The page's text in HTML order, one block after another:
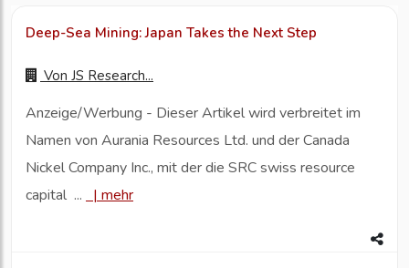
Deep-Sea Mining: Japan Takes the Next Step
Von JS Research...
Anzeige/Werbung - Dieser Artikel wird verbreitet im
Namen von Aurania Resources Ltd. und der Canada
Nickel Company Inc., mit der die SRC swiss resource
capital ...
| mehr